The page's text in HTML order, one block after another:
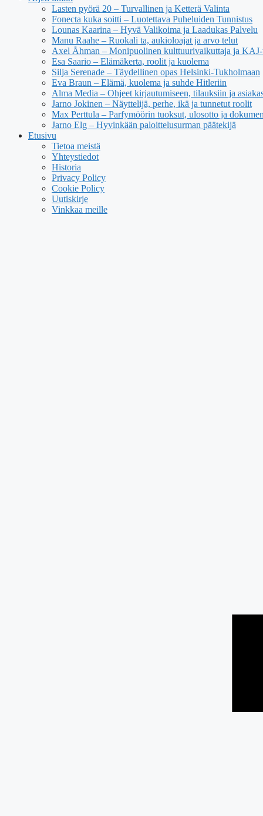
Lasten pyörä 20 – Turvallinen ja Ketterä Valinta
Fonecta kuka soitti – Luotettava Puheluiden Tunnistus
Lounas Kaarina – Hyvä Valikoima ja Laadukas Palvelu
Manu Raahe – Ruokali ta, aukioloajat ja arvo telut
Axel Åhman – Monipuolinen kulttuurivaikuttaja ja
Esa Saario – Elämäkerta, roolit ja kuolema
Silja Serenade – Täydellinen opas Helsinki-Tukholmaan
Eva Braun – Elämä, kuolema ja suhde Hitleriin
Alma Media – Ohjeet kirjautumiseen, tilauksiin ja
Jarno Jokinen – Näyttelijä, perhe, ikä ja tunnetut roolit
Max Perttula – Parfymöörin tuoksut, ulosotto ja
Jarno Elg – Hyvinkään paloittelusurman päätekijä
Etusivu
Tietoa meistä
Yhteystiedot
Historia
Privacy Policy
Cookie Policy
Uutiskirje
Vinkkaa meille